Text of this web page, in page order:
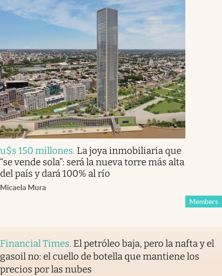
u$s 150 millones. La joya inmobiliaria que
“se vende sola”: será la nueva torre más alta
del país y dará 100% al río
Micaela Mura
Members
Financial Times. El petróleo baja, pero la nafta y el
gasoil no: el cuello de botella que mantiene los
precios por las nubes